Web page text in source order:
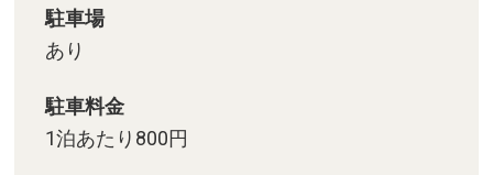
駐車場
あり
駐車料金
1泊あたり800円